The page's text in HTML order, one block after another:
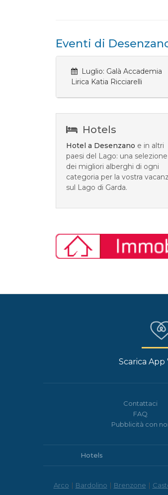
Eventi di
Luglio: Galà Accademia
Lirica Katia Ricciarelli
Hotels
Hotel a Desenzano e in altri
paesi del Lago: una selezione
dei migliori alberghi di ogni
categoria per la vostra
sul Lago di Garda.
Scarica App
Contattaci
FAQ
Pubblicità con
Hotels
Arco | Bardolino | Brenzone |